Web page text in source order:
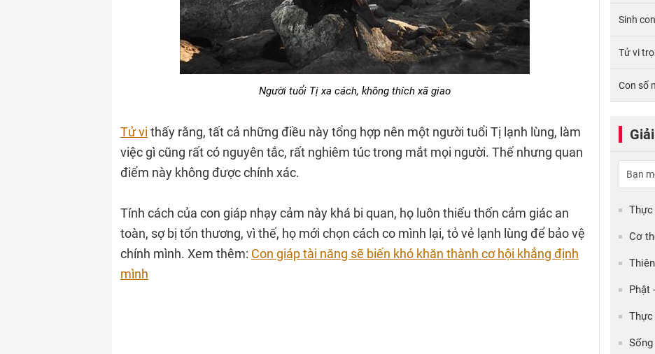
Người tuổi Tị xa cách, không thích xã giao
Tử vi thấy rằng, tất cả những điều này tổng hợp nên một người tuổi Tị lạnh lùng, làm
việc gì cũng rất có nguyên tắc, rất nghiêm túc trong mắt mọi người. Thế nhưng quan
điểm này không được chính xác.
Tính cách của con giáp nhạy cảm này khá bi quan, họ luôn thiếu thốn cảm giác an
toàn, sợ bị tổn thương, vì thế, họ mới chọn cách co mình lại, tỏ vẻ lạnh lùng để bảo vệ
chính mình. Xem thêm: Con giáp tài năng sẽ biến khó khăn thành cơ hội khẳng định
mình
Sinh
Tử vi
Con số
Thực
Cơ
Phật
Thực